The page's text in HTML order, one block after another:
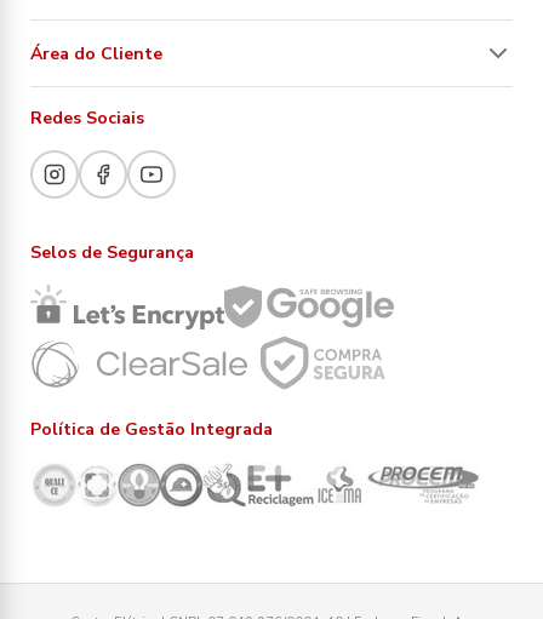
Área do Cliente
Redes Sociais
Selos de Segurança
Política de Gestão Integrada